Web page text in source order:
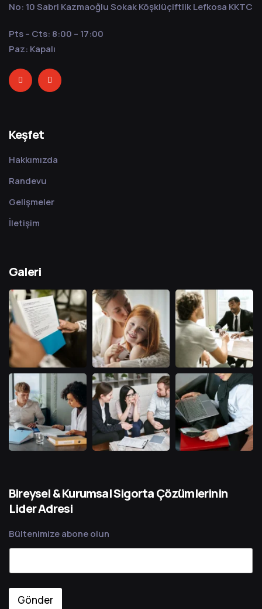
No: 10 Sabri Kazmaoğlu Sokak Köşklüçiftlik Lefkosa KKTC
Pts – Cts: 8:00 – 17:00
Paz: Kapalı
Keşfet
Hakkımızda
Randevu
Gelişmeler
İletişim
Galeri
Bireysel & Kurumsal Sigorta Çözümlerinin
Lider Adresi
Bültenimize abone olun
Gönder